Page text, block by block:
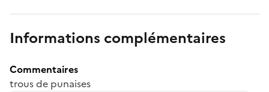
Informations complémentaires
Commentaires
trous de punaises